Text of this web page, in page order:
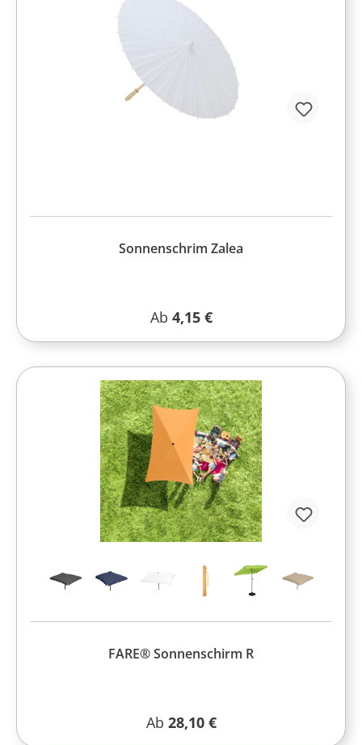
Sonnenschrim Zalea
Regulärer Preis:
Ab 4,15 €
FARE® Sonnenschirm R
Regulärer Preis:
Ab 28,10 €